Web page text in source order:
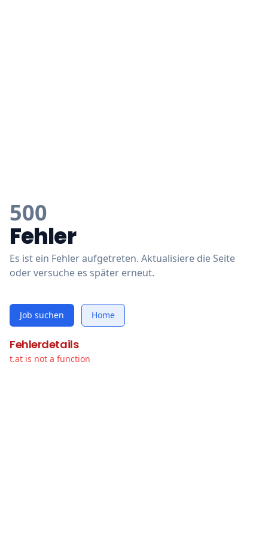
500
Fehler
Es ist ein Fehler aufgetreten. Aktualisiere die Seite
oder versuche es später erneut.
Job suchen Home
Fehlerdetails
t.at is not a function